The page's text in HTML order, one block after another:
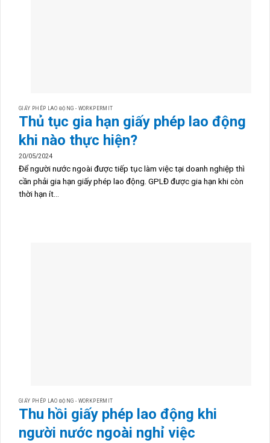
GIẤY PHÉP LAO ĐỘNG - WORKPERMIT
Thủ tục gia hạn giấy phép lao động
khi nào thực hiện?
20/05/2024
Để người nước ngoài được tiếp tục làm việc tại doanh nghiệp thì
cần phải gia hạn giấy phép lao động. GPLĐ được gia hạn khi còn
thời hạn ít...
GIẤY PHÉP LAO ĐỘNG - WORKPERMIT
Thu hồi giấy phép lao động khi
người nước ngoài nghỉ việc